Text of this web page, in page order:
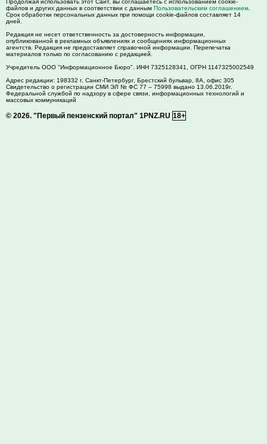
файлов и других данных в соответствии с данным Пользовательским соглашением
Срок обработки персональных данных при помощи cookie-файлов составляет 14
дней.
Редакция не несет ответственность за достоверность информации,
опубликованной в рекламных объявлениях и сообщениях информационных
агентств. Редакция не предоставляет справочной информации. Перепечатка
материалов только по согласованию с редакцией.
Учредитель ООО "Информационное Бюро". ИНН 7325128341, ОГРН 1147325002549
Адрес редакции: 198332 г. Санкт-Петербург, Брестский бульвар, 8А, офис 305
Свидетельство о регистрации СМИ ЭЛ № ФС 77 – 75998 выдано 13.06.2019г.
Федеральной службой по надзору в сфере связи, информационных технологий и
массовых коммуникаций
© 2026. "Первый пензенский портал" 1PNZ.RU 18+